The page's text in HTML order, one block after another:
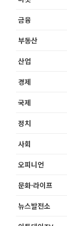
금융
부동산
산업
경제
국제
정치
사회
오피니언
문화·라이프
뉴스발전소